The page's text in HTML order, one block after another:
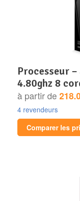
processeur – amd – ryzen 7 5800xt
4.80ghz 8
à partir de
4 revendeurs
Comparer les